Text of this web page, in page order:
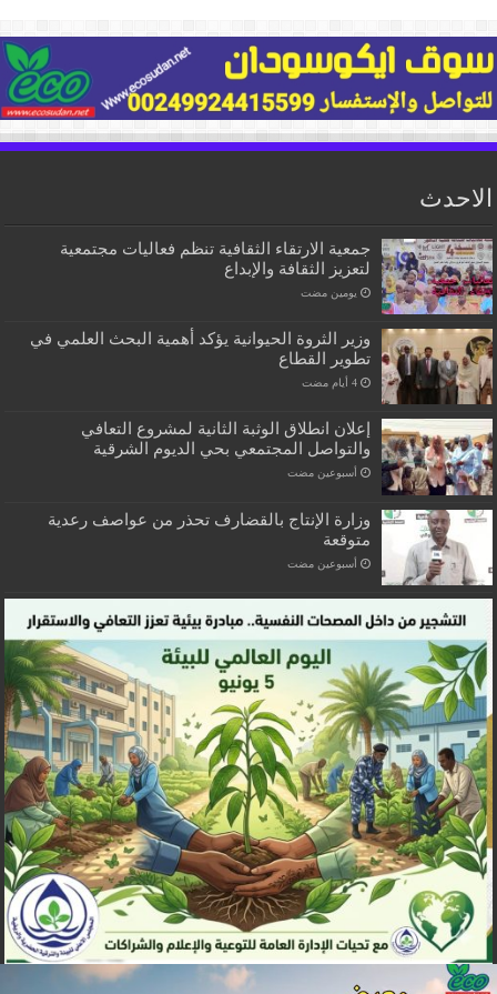
الاحدث
جمعية الارتقاء الثقافية تنظم فعاليات مجتمعية
لتعزيز الثقافة والإبداع
‏يومين مضت
وزير الثروة الحيوانية يؤكد أهمية البحث العلمي في
تطوير القطاع
‏4 أيام مضت
إعلان انطلاق الوثبة الثانية لمشروع التعافي
والتواصل المجتمعي بحي الديوم الشرقية
‏أسبوعين مضت
وزارة الإنتاج بالقضارف تحذر من عواصف رعدية
متوقعة
‏أسبوعين مضت